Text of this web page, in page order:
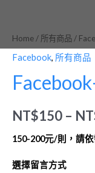
Home / 所有商品 /
Facebook, 所有商品
NT$150 –
150-200元/則，請
選擇留言方式
留
言
護
quantity